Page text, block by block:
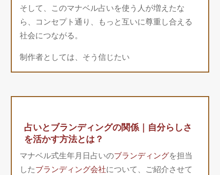
そして、このマナベル占いを使う人が増えたな
ら、コンセプト通り、もっと互いに尊重し合える
社会につながる。
制作者としては、そう信じたい
占いとブランディングの関係｜自分らしさ
を活かす方法とは？
マナベル式生年月日占いのブランディングを担当
したブランディング会社について、ご紹介させて